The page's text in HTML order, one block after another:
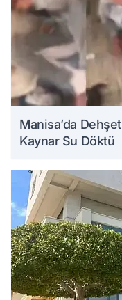
Manisa’da
Kaynar Su Döktü